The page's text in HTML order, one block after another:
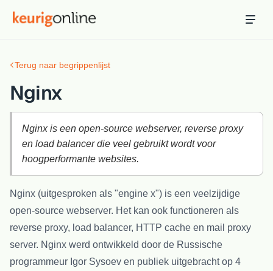
Hosting
Hosting & servers
Domeinnaam
Registreer je domein
Ondersteuning
Ontdek
Blog & tools
Webmail
Terug naar begrippenlijst
Nginx
Nginx is een open-source webserver, reverse proxy
en load balancer die veel gebruikt wordt voor
hoogperformante websites.
Nginx (uitgesproken als "engine x") is een veelzijdige
open-source webserver. Het kan ook functioneren als
reverse proxy, load balancer, HTTP cache en mail proxy
server. Nginx werd ontwikkeld door de Russische
programmeur Igor Sysoev en publiek uitgebracht op 4